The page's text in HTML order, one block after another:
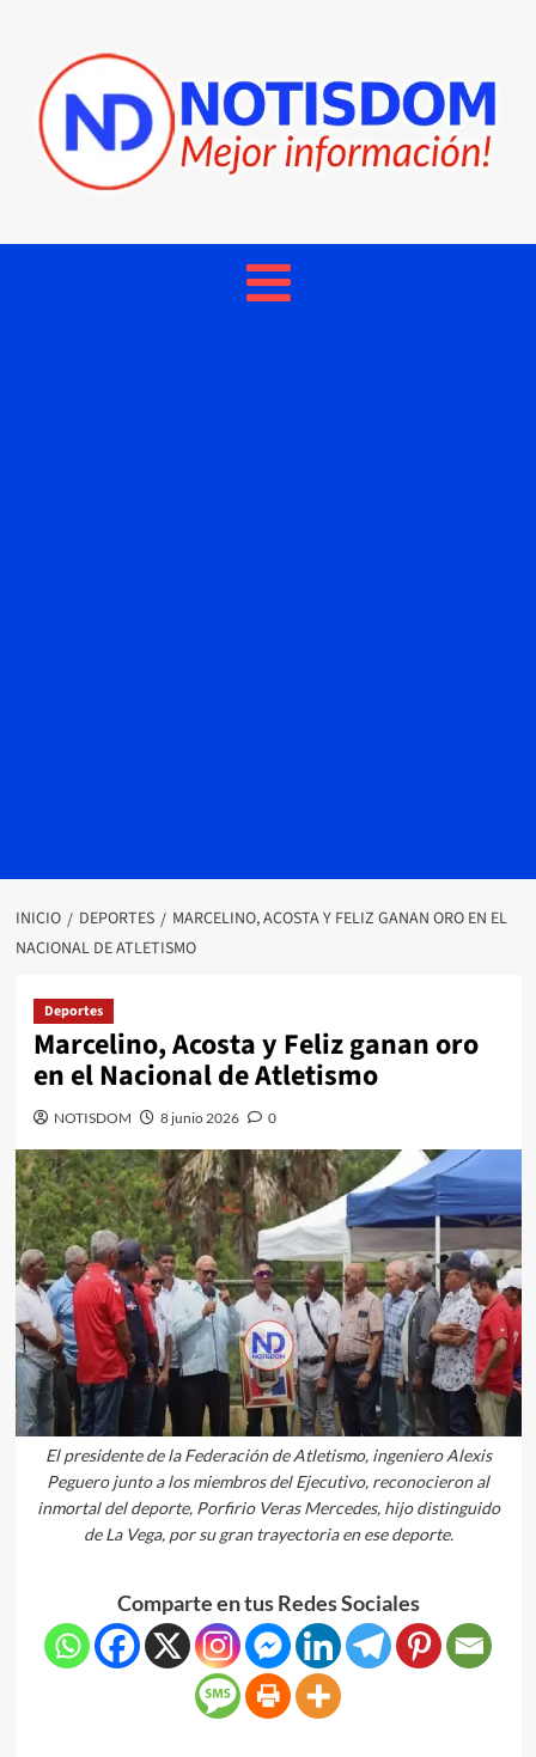
INICIO DEPORTES
MARCELINO, ACOSTA Y FELIZ GANAN ORO EN EL
NACIONAL DE ATLETISMO
Deportes
Marcelino, Acosta y Feliz ganan oro
en el Nacional de Atletismo
NOTISDOM 8 junio 2026 0
El presidente de la Federación de Atletismo, ingeniero Alexis
Peguero junto a los miembros del Ejecutivo, reconocieron al
inmortal del deporte, Porfirio Veras Mercedes, hijo distinguido
de La Vega, por su gran trayectoria en ese deporte.
Comparte en tus Redes Sociales